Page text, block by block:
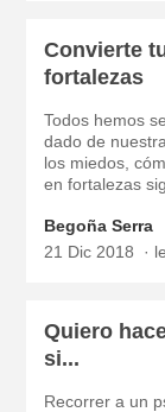
Convierte
fortalezas
Todos hemos
dado de
los miedos,
en fortalezas
Begoña Serra
21 Dic 2018
Quiero
si...
Recorrer a un